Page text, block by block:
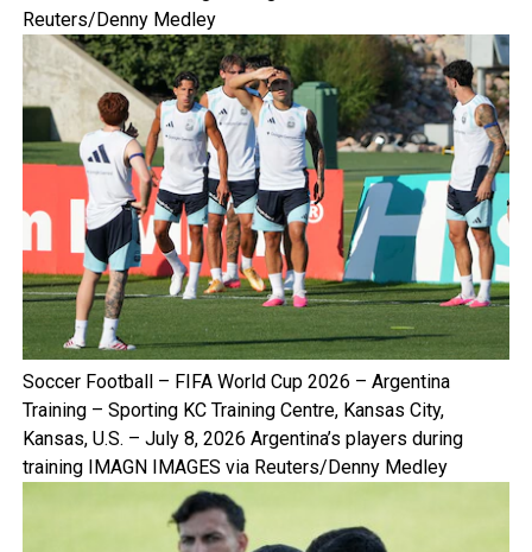
Reuters/Denny Medley
Soccer Football – FIFA World Cup 2026 – Argentina
Training – Sporting KC Training Centre, Kansas City,
Kansas, U.S. – July 8, 2026 Argentina’s players during
training IMAGN IMAGES via Reuters/Denny Medley